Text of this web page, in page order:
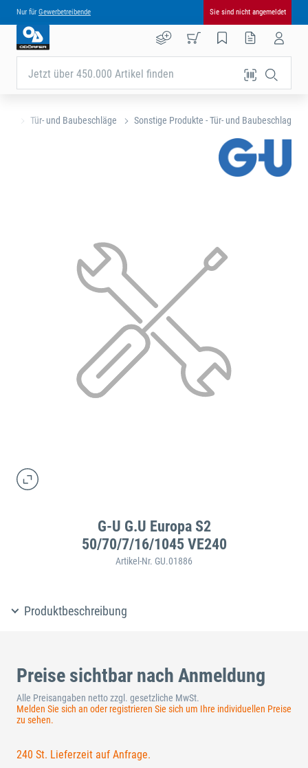
Nur für Gewerbetreibende Sie sind nicht angemeldet
Jetzt über 450.000 Artikel finden
Tür- und Baubeschläge Sonstige Produkte - Tür- und Baubeschlag
G-U G.U Europa S2
50/70/7/16/1045 VE240
Artikel-Nr. GU.01886
Produktbeschreibung
Preise sichtbar nach Anmeldung
Alle Preisangaben netto zzgl. gesetzliche MwSt.
Melden Sie sich an oder registrieren Sie sich um Ihre individuellen Preise
zu sehen.
240 St. Lieferzeit auf Anfrage.